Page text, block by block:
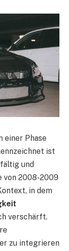
einer Phase
ist
und
von 2008-2009
in dem
verschärft.
zu integrieren